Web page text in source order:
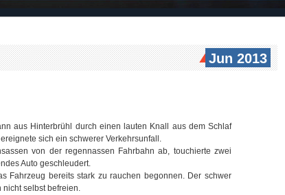
Jun 2013
aus Hinterbrühl durch einen lauten Knall aus dem Schlaf
sich ein schwerer Verkehrsunfall.
von der regennassen Fahrbahn ab, touchierte zwei
Auto geschleudert.
Fahrzeug bereits stark zu rauchen begonnen. Der schwer
nicht selbst befreien.